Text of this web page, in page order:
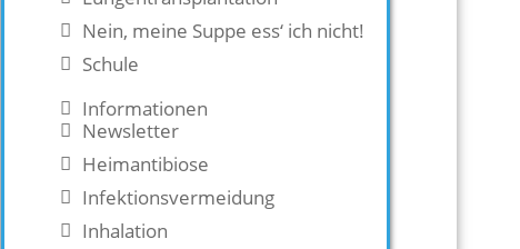
Nein, meine Suppe ess‘ ich nicht!
Schule
Informationen
Newsletter
Heimantibiose
Infektionsvermeidung
Inhalation